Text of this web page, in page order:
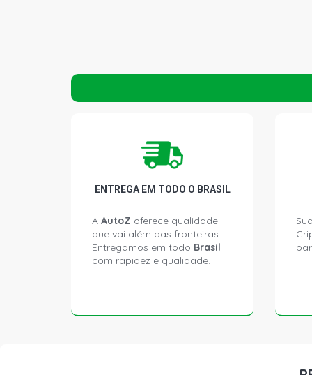
ENTREGA EM TODO O BRASIL
A AutoZ oferece qualidade
que vai além das fronteiras.
Entregamos em todo Brasil
com rapidez e qualidade.